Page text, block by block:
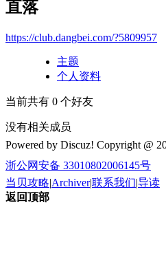
直落
https://club.dangbei.com/?5809957
主题
个人资料
当前共有 0 个好友
没有相关成员
Powered by Discuz! Copyright @
浙公网安备 33010802006145号
当贝攻略|Archiver|联系我们|导读
返回顶部